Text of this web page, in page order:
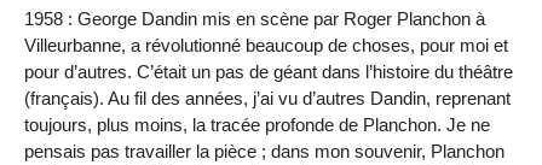
1958 : George Dandin mis en scène par Roger Planchon à
Villeurbanne, a révolutionné beaucoup de choses, pour moi et
pour d’autres. C’était un pas de géant dans l’histoire du théâtre
(français). Au fil des années, j’ai vu d’autres Dandin, reprenant
toujours, plus moins, la tracée profonde de Planchon. Je ne
pensais pas travailler la pièce ; dans mon souvenir, Planchon